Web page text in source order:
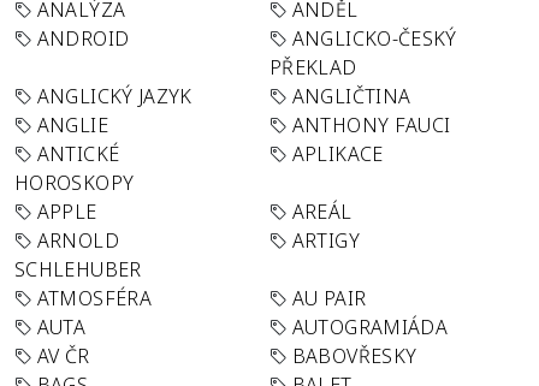
ANALÝZA
ANDĚL
ANDROID
ANGLICKO-ČESKÝ
PŘEKLAD
ANGLICKÝ JAZYK
ANGLIČTINA
ANGLIE
ANTHONY FAUCI
ANTICKÉ
HOROSKOPY
APLIKACE
APPLE
AREÁL
ARNOLD
SCHLEHUBER
ARTIGY
ATMOSFÉRA
AU PAIR
AUTA
AUTOGRAMIÁDA
AV ČR
BABOVŘESKY